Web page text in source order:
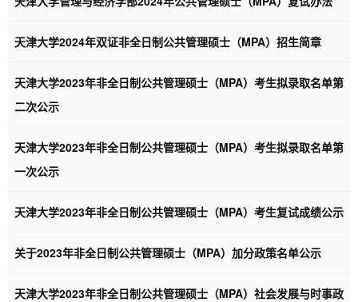
天津大学2024年双证非全日制公共管理硕士（MPA）招生简章
天津大学2023年非全日制公共管理硕士（MPA）考生拟录取名单第
二次公示
天津大学2023年非全日制公共管理硕士（MPA）考生拟录取名单第
一次公示
天津大学2023年非全日制公共管理硕士（MPA）考生复试成绩公示
关于2023年非全日制公共管理硕士（MPA）加分政策名单公示
天津大学2023年非全日制公共管理硕士（MPA）社会发展与时事政